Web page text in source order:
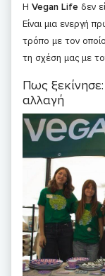
Η Vegan Life δεν
Είναι μια ενεργή
τρόπο με τον
τη σχέση μας με
Πως
αλλαγή